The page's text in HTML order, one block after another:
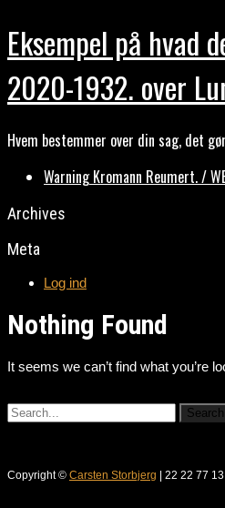
Eksempel på hvad
2020-1932. over
Hvem bestemmer over din sag, det
Warning Kromann Reumert. /
Archives
Meta
Log ind
Nothing Found
It seems we can’t find what you’re
Copyright © Carsten Storbjerg | 22 22 77